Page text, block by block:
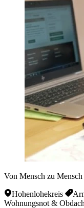
Von Mensch zu
Hohenlohekreis
Wohnungsnot &